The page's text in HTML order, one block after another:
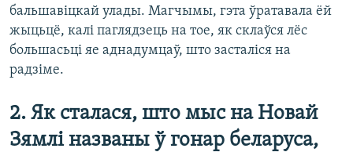
бальшавіцкай улады. Магчымы, гэта ўратавала ёй
жыцьцё, калі паглядзець на тое, як склаўся лёс
большасьці яе аднадумцаў, што засталіся на
радзіме.
2. Як сталася, што мыс на Новай
Зямлі названы ў гонар беларуса,